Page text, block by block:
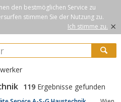
den bestmöglichen Service zu
stimmen Sie der Nutzung zu.
Ich stimme zu. ×
119 Ergebnisse gefunden